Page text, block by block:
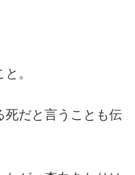
。
死だと言うことも伝